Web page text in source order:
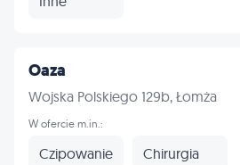
Oaza
Wojska Polskiego 129b, Łomża
W ofercie m.in.:
Czipowanie Chirurgia